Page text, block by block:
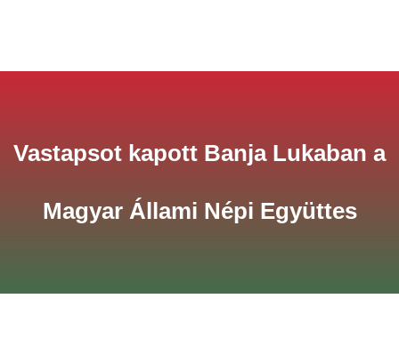
Vastapsot kapott Banja Lukaban a
Magyar Állami Népi Együttes